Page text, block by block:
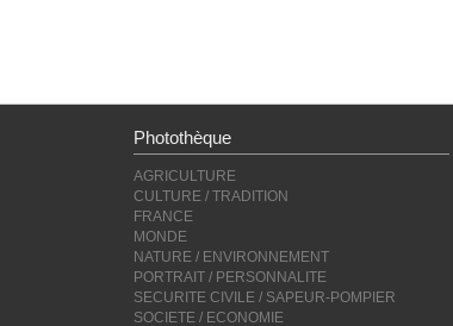
Photothèque
AGRICULTURE
CULTURE / TRADITION
FRANCE
MONDE
NATURE / ENVIRONNEMENT
PORTRAIT / PERSONNALITE
SECURITE CIVILE / SAPEUR-POMPIER
SOCIETE / ECONOMIE